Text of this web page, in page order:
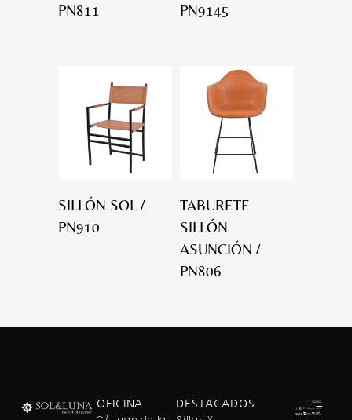
PN811
PN9145
SILLÓN SOL /
PN910
TABURETE
SILLÓN
ASUNCIÓN /
PN806
OFICINA DESTACADOS